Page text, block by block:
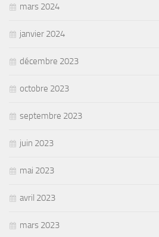
mars 2024
janvier 2024
décembre 2023
octobre 2023
septembre 2023
juin 2023
mai 2023
avril 2023
mars 2023